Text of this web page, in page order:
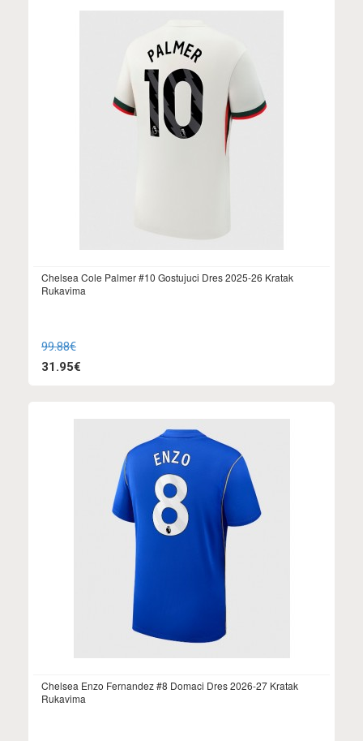
Chelsea Cole Palmer #10 Gostujuci Dres 2025-26 Kratak
Rukavima
99.88€
31.95€
Chelsea Enzo Fernandez #8 Domaci Dres 2026-27 Kratak
Rukavima